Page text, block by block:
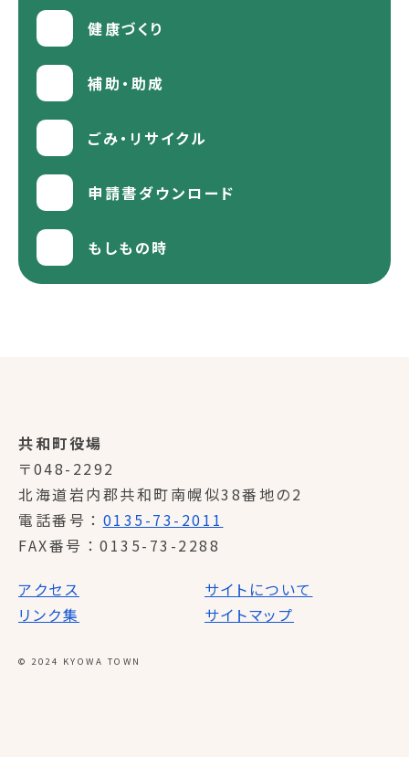
健康づくり
補助・助成
ごみ・リサイクル
申請書ダウンロード
もしもの時
共和町役場
〒048-2292
北海道岩内郡共和町南幌似38番地の2
電話番号
0135-73-2011
FAX番号
0135-73-2288
アクセス
サイトについて
リンク集
サイトマップ
© 2024 KYOWA TOWN